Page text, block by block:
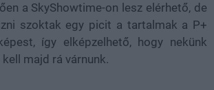
a SkyShowtime-on lesz elérhető, de
szoktak egy picit a tartalmak a P+
így elképzelhető, hogy nekünk
majd rá várnunk.